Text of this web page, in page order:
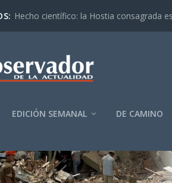
Hecho científico: la Hostia consagrada
EDICIÓN SEMANAL DE CAMINO